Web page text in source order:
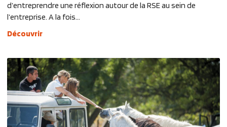
d’entreprendre une réflexion autour de la RSE au sein de
l’entreprise. A la fois...
Découvrir